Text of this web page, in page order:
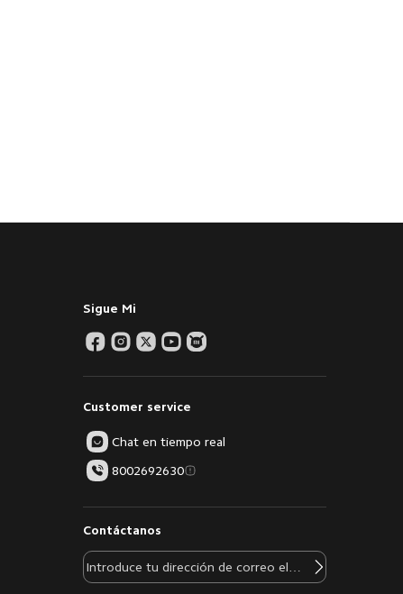
Sigue Mi
Customer service
Chat en tiempo real
8002692630
Contáctanos